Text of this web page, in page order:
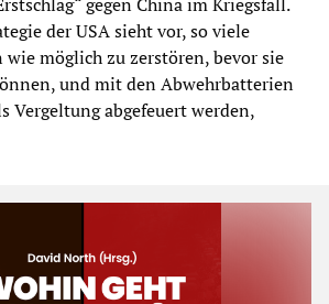
der USA sieht vor, so viele
wie möglich zu zerstören, bevor sie
und mit den Abwehrbatterien
Vergeltung abgefeuert werden,